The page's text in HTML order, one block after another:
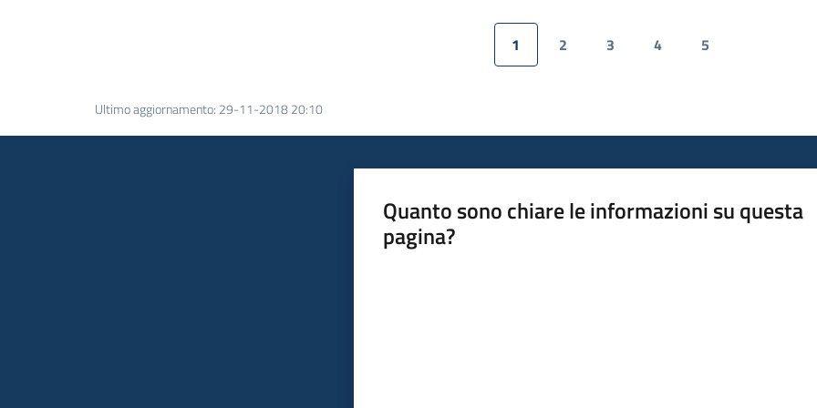
Pagina precedente
Pagina
1 Pagina
2 Pagina
3 Pagina
4 Pagina
5
Ultimo aggiornamento: 29-11-2018 20:10
Quanto sono chiare le informazioni su questa
pagina?